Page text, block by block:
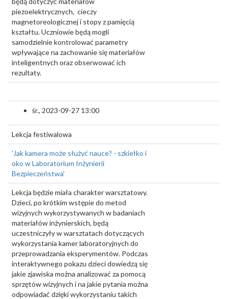
piezoelektrycznych, cieczy
magnetoreologicznej i stopy z pamięcią
kształtu. Uczniowie będą mogli
samodzielnie kontrolować parametry
wpływające na zachowanie się materiałów
inteligentnych oraz obserwować ich
rezultaty.
śr., 2023-09-27 13:00
Lekcja festiwalowa
'Jak kamera może służyć nauce? - szkiełko i
oko w Laboratorium Inżynierii
Bezpieczeństwa'
Lekcja będzie miała charakter warsztatowy.
Dzieci, po krótkim wstępie do metod
wizyjnych wykorzystywanych w badaniach
materiałów inżynierskich, będą
uczestniczyły w warsztatach dotyczących
wykorzystania kamer laboratoryjnych do
przeprowadzania eksperymentów. Podczas
interaktywnego pokazu dzieci dowiedzą się
jakie zjawiska można analizować za pomocą
sprzętów wizyjnych i na jakie pytania można
odpowiadać dzięki wykorzystaniu takich